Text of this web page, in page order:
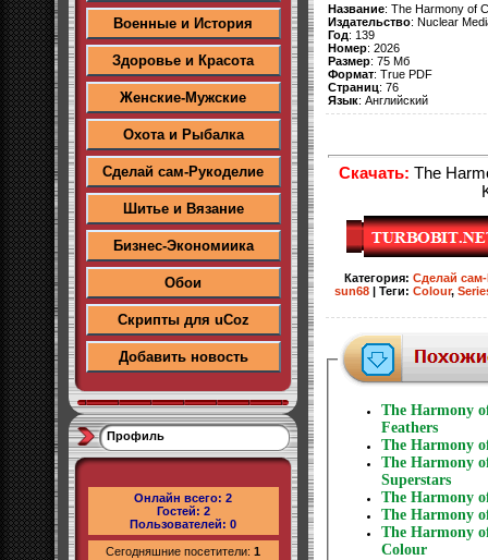
Военные и История
Здоровье и Красота
Женские-Мужские
Охота и Рыбалка
Сделай сам-Рукоделие
Шитье и Вязание
Бизнес-Экономиика
Обои
Скрипты для uCoz
Добавить новость
Профиль
Онлайн всего: 2
Гостей: 2
Пользователей: 0
Сегодняшние посетители: 1
Название: The Harmony of
Издательство: Nuclear
Год: 139
Номер: 2026
Размер: 75 Мб
Формат: True PDF
Страниц: 76
Язык: Английский
Скачать: The
Категория: Сделай
sun68
Теги: Colour,
The Harmony
Feathers
The Harmony
The Harmony
Superstars
The Harmony
The Harmony
The Harmony
Colour